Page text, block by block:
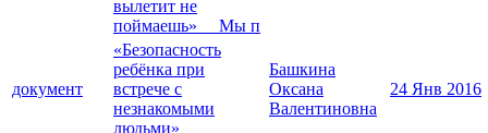
вылетит не
поймаешь» Мы п
документ
«Безопасность
ребёнка при
встрече с
незнакомыми
людьми»
Башкина
Оксана
Валентиновна
24 Янв 2016